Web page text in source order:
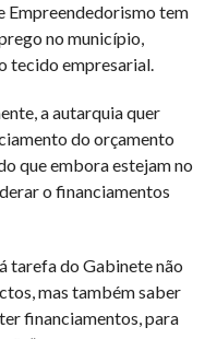
Empreendedorismo tem
no município,
tecido empresarial.
a autarquia quer
do orçamento
que embora estejam no
o financiamentos
tarefa do Gabinete não
mas também saber
financiamentos, para